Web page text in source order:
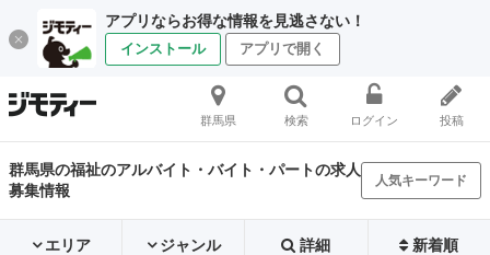
アプリならお得な情報を見逃さない！
インストール アプリで開く
群馬県 検索 ログイン 投稿
群馬県の福祉のアルバイト・バイト・パートの求人
募集情報
人気キーワード
エリア ジャンル 詳細 新着順